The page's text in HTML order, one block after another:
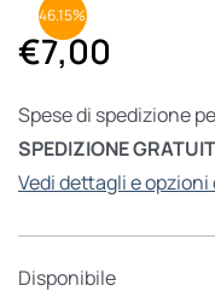
€7,00
46.15%
Spese di spedizione
SPEDIZIONE
Vedi dettagli e
Disponibile